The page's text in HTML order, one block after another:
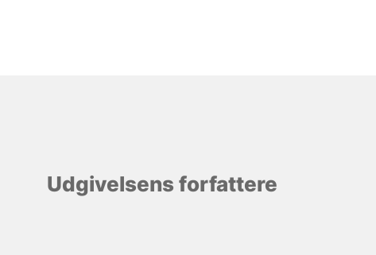
Udgivelsens forfattere